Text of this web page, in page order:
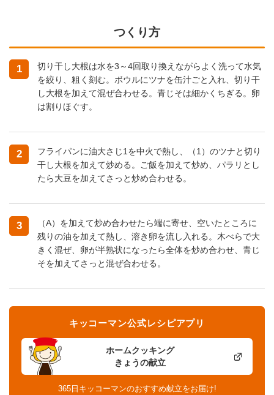
つくり方
1
切り干し大根は水を3～4回取り換えながらよく洗って水気
を絞り、粗く刻む。ボウルにツナを缶汁ごと入れ、切り干
し大根を加えて混ぜ合わせる。青じそは細かくちぎる。卵
は割りほぐす。
2
フライパンに油大さじ1を中火で熱し、（1）のツナと切り
干し大根を加えて炒める。ご飯を加えて炒め、パラリとし
たら大豆を加えてさっと炒め合わせる。
3
（A）を加えて炒め合わせたら端に寄せ、空いたところに
残りの油を加えて熱し、溶き卵を流し入れる。木べらで大
きく混ぜ、卵が半熟状になったら全体を炒め合わせ、青じ
そを加えてさっと混ぜ合わせる。
ホームクッキング
きょうの献立
キッコーマン公式レシピアプリ
365日キッコーマンのおすすめ献立をお届け!